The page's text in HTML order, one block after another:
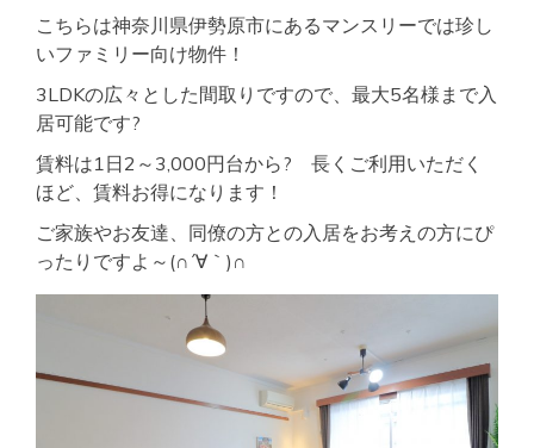
こちらは神奈川県伊勢原市にあるマンスリーでは珍し
いファミリー向け物件！
3LDKの広々とした間取りですので、最大5名様まで入
居可能です?
賃料は1日2～3,000円台から? 長くご利用いただく
ほど、賃料お得になります！
ご家族やお友達、同僚の方との入居をお考えの方にぴ
ったりですよ～(∩´∀｀)∩